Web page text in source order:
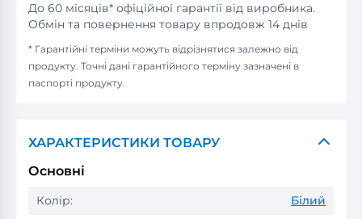
До 60 місяців* офіційної гарантії від виробника.
Обмін та повернення товару впродовж 14 днів
* Гарантійні терміни можуть відрізнятися залежно від
продукту. Точні дані гарантійного терміну зазначені в
паспорті продукту.
ХАРАКТЕРИСТИКИ ТОВАРУ
Основні
Колір: Білий